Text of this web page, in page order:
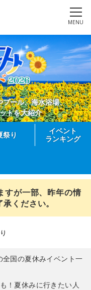
MENU
プール、海水浴場、
トを大紹介
祭り
イベント
ランキング
すが一部、昨年の情
ください。
国の夏休みイベント一
！夏休みに行きたい人